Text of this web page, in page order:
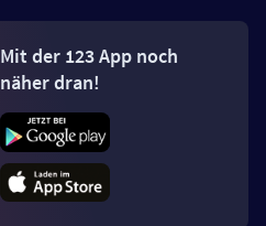
Mit der 123 App noch
näher dran!